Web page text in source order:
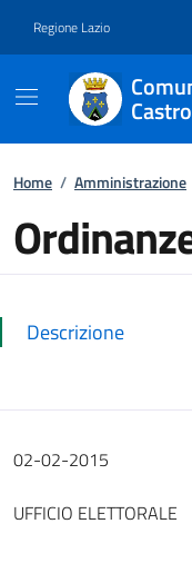
Regione Lazio
Castro
Home / Amministrazione
Descrizione
02-02-2015
UFFICIO ELETTORALE